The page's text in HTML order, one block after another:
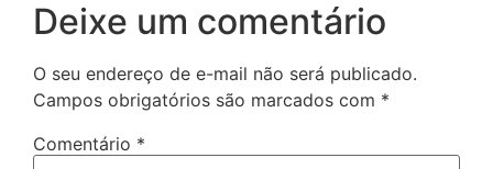
Deixe um comentário
O seu endereço de e-mail não será publicado.
Campos obrigatórios são marcados com *
Comentário *